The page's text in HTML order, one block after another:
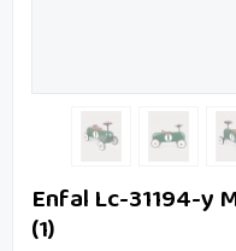
Enfal Lc-31194-y
(1)